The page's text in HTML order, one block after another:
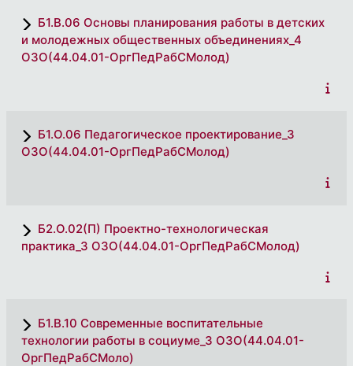
Б1.В.06 Основы планирования работы в детских
и молодежных общественных объединениях_4
ОЗО(44.04.01-ОргПедРабСМолод)
Б1.О.06 Педагогическое проектирование_3
ОЗО(44.04.01-ОргПедРабСМолод)
Б2.О.02(П) Проектно-технологическая
практика_3 ОЗО(44.04.01-ОргПедРабСМолод)
Б1.В.10 Современные воспитательные
технологии работы в социуме_3 ОЗО(44.04.01-
ОргПедРабСМоло)